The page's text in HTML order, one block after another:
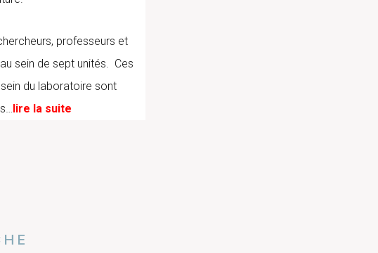
professeurs et
sein de sept unités. Ces
du laboratoire sont
lire la suite